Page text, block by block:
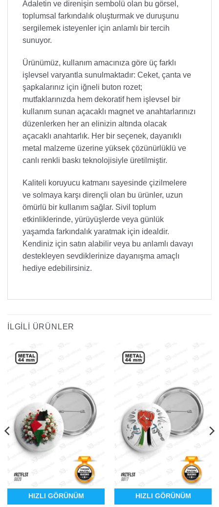
Adaletin ve direnişin sembolü olan bu görsel,
toplumsal farkındalık oluşturmak ve duruşunu
sergilemek isteyenler için anlamlı bir tercih
sunuyor.
Ürünümüz, kullanım amacınıza göre üç farklı
işlevsel varyantla sunulmaktadır: Ceket, çanta ve
şapkalarınız için iğneli buton rozet;
mutfaklarınızda hem dekoratif hem işlevsel bir
kullanım sunan açacaklı magnet ve anahtarlarınızı
düzenlerken her an elinizin altında olacak
açacaklı anahtarlık. Her bir seçenek, dayanıklı
metal malzeme üzerine yüksek çözünürlüklü ve
canlı renkli baskı teknolojisiyle üretilmiştir.
Kaliteli koruyucu katmanı sayesinde çizilmelere
ve solmaya karşı dirençli olan bu ürünler, uzun
ömürlü bir kullanım sağlar. Sivil toplum
etkinliklerinde, yürüyüşlerde veya günlük
yaşamda farkındalık yaratmak için idealdir.
Kendiniz için satın alabilir veya bu anlamlı davayı
destekleyen sevdiklerinize dayanışma amaçlı
hediye edebilirsiniz.
İLGILI ÜRÜNLER
HIZLI GÖRÜNÜM HIZLI GÖRÜNÜM